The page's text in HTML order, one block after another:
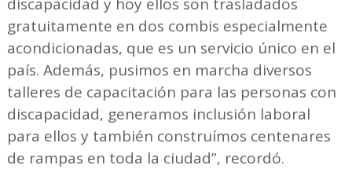
discapacidad y hoy ellos son trasladados
gratuitamente en dos combis especialmente
acondicionadas, que es un servicio único en el
país. Además, pusimos en marcha diversos
talleres de capacitación para las personas con
discapacidad, generamos inclusión laboral
para ellos y también construímos centenares
de rampas en toda la ciudad”, recordó.